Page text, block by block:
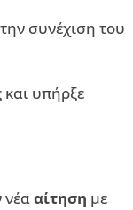
συνέχιση του
και υπήρξε
νέααίτηση με